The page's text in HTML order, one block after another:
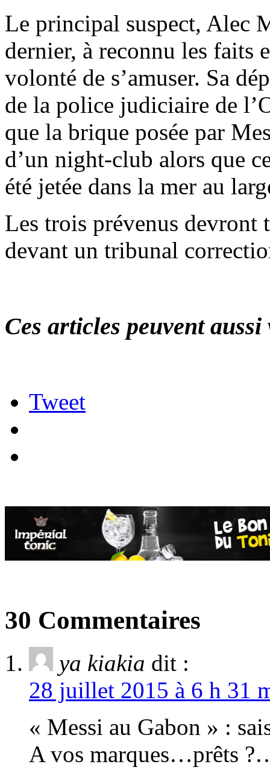
Le principal suspect, Alec
dernier, à reconnu les faits
volonté de s’amuser. Sa
de la police judiciaire de
que la brique posée par
d’un night-club alors que
été jetée dans la mer au
Les trois prévenus devront
devant un tribunal
Ces articles peuvent
Tweet
30 Commentaires
ya kiakia dit :
28 juillet 2015 à 6 h 31
« Messi au Gabon » :
A vos marques…prêts